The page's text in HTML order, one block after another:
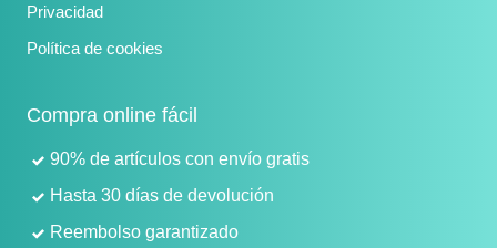
Privacidad
Política de cookies
Compra online fácil
90% de artículos con envío gratis
Hasta 30 días de devolución
Reembolso garantizado